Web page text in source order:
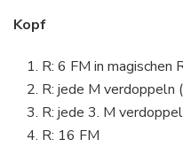
Kopf
R: 6 FM in magischen
R: jede M verdoppeln
R: jede 3. M
R: 16 FM